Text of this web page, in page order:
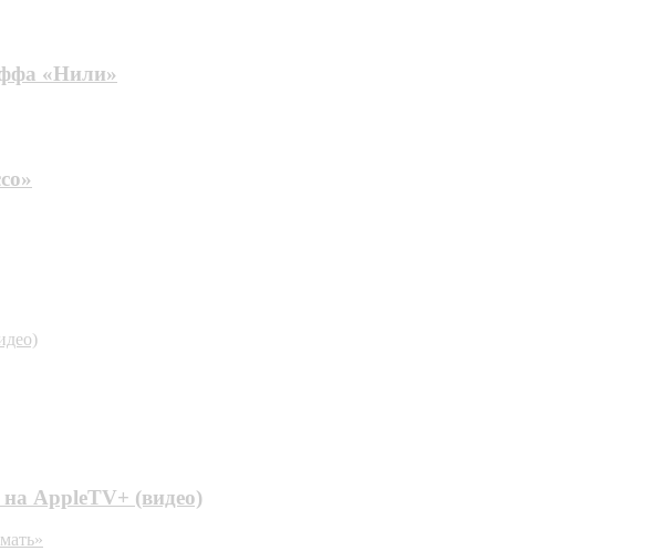
«Нили»
на AppleTV+ (видео)